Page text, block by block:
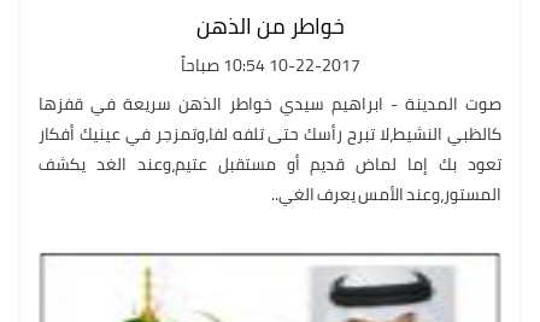
خواطر من الذهن
10-22-2017 10:54 صباحاً
صوت المدينة - ابراهيم سيدي خواطر الذهن سريعة في قفزها
كالظبي النشيط،لا تبرح رأسك حتى تلفه لفا،وتمزجر في عينيك أفكار
تعود بك إما لماض قديم أو مستقبل عتيم،وعند الغد يكشف
المستور،وعند الأمس يعرف الغي..